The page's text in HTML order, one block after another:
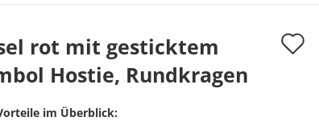
Konto erstellen
Passwort vergessen?
rot mit gesticktem
Hostie, Rundkragen
im Überblick: